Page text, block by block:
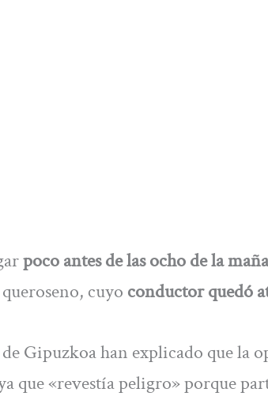
poco antes de las ocho de la
cuyo conductor quedó
Gipuzkoa han explicado que la
que «revestía peligro» porque